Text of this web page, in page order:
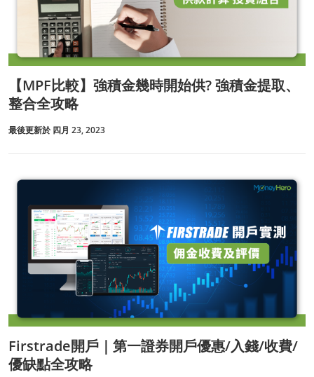
【MPF比較】強積金幾時開始供? 強積金提取、
整合全攻略
最後更新於 四月 23, 2023
Firstrade開戶｜第一證券開戶優惠/入錢/收費/
優缺點全攻略